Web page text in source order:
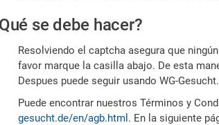
humano
se debe hacer?
Resolviendo el captcha asegura que
favor marque la casilla abajo. De esta
Despues puede seguir usando WG-
Puede encontrar nuestros Términos y
gesucht.de/en/agb.html . En la siguiente